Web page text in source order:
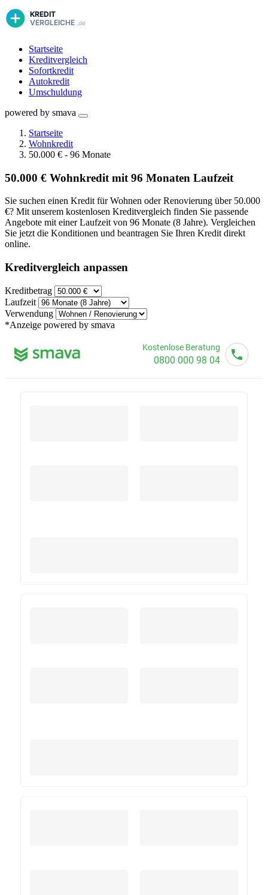
Startseite
Kreditvergleich
Sofortkredit
Autokredit
Umschuldung
powered by smava
Startseite
Wohnkredit
50.000 € - 96 Monate
50.000 € Wohnkredit mit 96 Monaten Laufzeit
Sie suchen einen Kredit für Wohnen oder Renovierung über 50.000
€? Mit unserem kostenlosen Kreditvergleich finden Sie passende
Angebote mit einer Laufzeit von 96 Monate (8 Jahre). Vergleichen
Sie jetzt die Konditionen und beantragen Sie Ihren Kredit direkt
online.
Kreditvergleich anpassen
Kreditbetrag
Laufzeit
Verwendung
*Anzeige powered by smava